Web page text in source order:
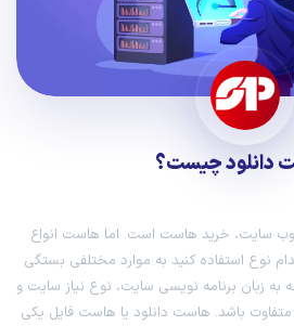
دانلود چیست؟
سایت، خرید هاست است. اما هاست انواع
نوع استفاده کنید به موارد مختلفی بستگی
به زبان برنامه نویسی سایت، نوع نیاز سایت و
متفاوت باشد. هاست دانلود یا هاست فایل یکی